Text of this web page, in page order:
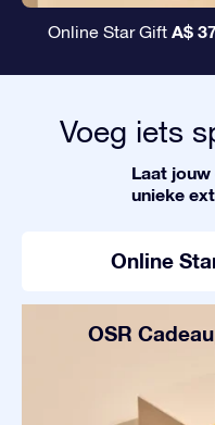
Online Star Gift A$
Voeg iets
Laat
unieke
Online
OSR